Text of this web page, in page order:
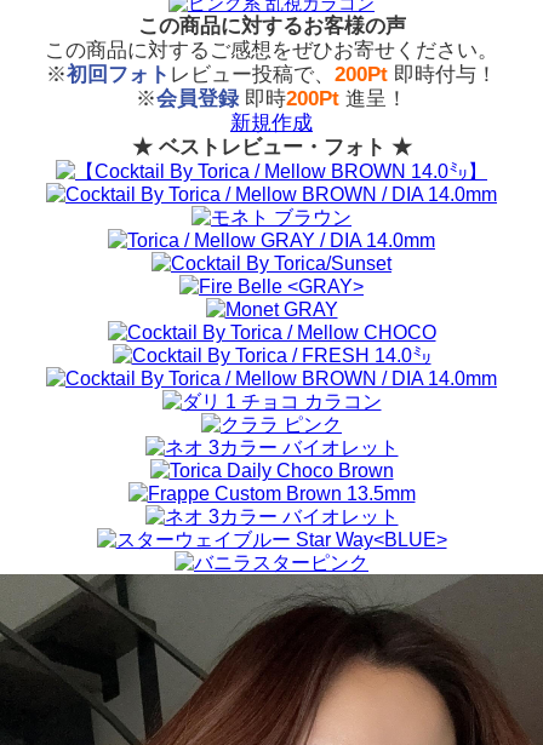
この商品に対するお客様の声
この商品に対するご感想をぜひお寄せください。
※初回フォト レビュー投稿で、 200Pt 即時付与！
※会員登録即時200Pt 進呈！
新規作成
★ ベストレビュー・フォト ★